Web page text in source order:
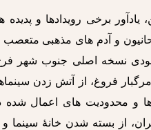
برخی رویدادها و
و آدم های مذهبی متعصب
نسخه اصلی جنوب شهر
فروغ، از آتش زدن
و محدودیت های اعمال شده
از بسته شدن خانۀ